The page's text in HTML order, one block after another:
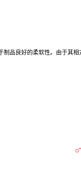
品良好的柔软性。由于其